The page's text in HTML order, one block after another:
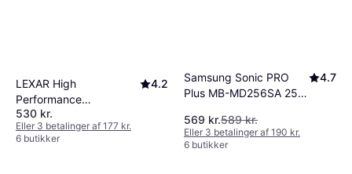
LEXAR High
Performance
microSDXC Class 10
UHS-I U3 V30 A1
95/45MB/s 256GB
4.2
530 kr.
Eller 3 betalinger af 177 kr.
6 butikker
Samsung Sonic PRO
Plus MB-MD256SA 256
4.7
569 kr.589 kr.
Eller 3 betalinger af 190 kr.
6 butikker